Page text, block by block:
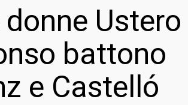
donne Ustero
battono
e Castelló